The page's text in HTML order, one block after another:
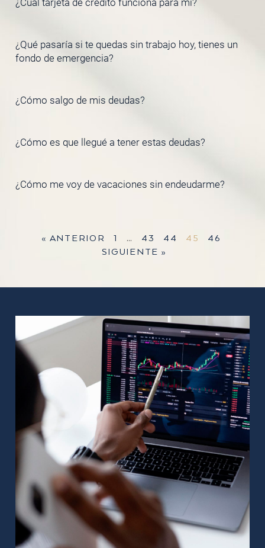
¿Cuál tarjeta de crédito funciona para mí?
¿Qué pasaría si te quedas sin trabajo hoy, tienes un
fondo de emergencia?
¿Cómo salgo de mis deudas?
¿Cómo es que llegué a tener estas deudas?
¿Cómo me voy de vacaciones sin endeudarme?
« ANTERIOR 1 … 43 44 45
46
SIGUIENTE »